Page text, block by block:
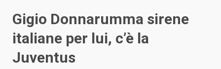
Gigio Donnarumma sirene
italiane per lui, c’è la
Juventus